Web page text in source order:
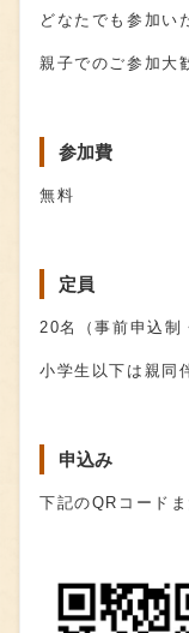
どなたでも参加い
親子でのご参加大
参加費
無料
定員
20名（事前申込制
小学生以下は親同
申込み
下記のQRコード